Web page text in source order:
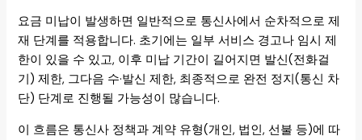
요금 미납이 발생하면 일반적으로 통신사에서 순차적으로 제
재 단계를 적용합니다. 초기에는 일부 서비스 경고나 임시 제
한이 있을 수 있고, 이후 미납 기간이 길어지면 발신(전화걸
기) 제한, 그다음 수·발신 제한, 최종적으로 완전 정지(통신 차
단) 단계로 진행될 가능성이 많습니다.
이 흐름은 통신사 정책과 계약 유형(개인, 법인, 선불 등)에 따